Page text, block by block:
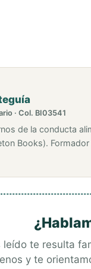
· Col. BI03541
de la conducta
Books).
leído te resulta
y te